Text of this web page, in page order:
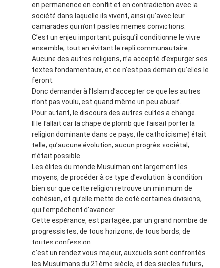
en permanence en conflit et en contradiction avec la
société dans laquelle ils vivent, ainsi qu’avec leur
camarades qui n’ont pas les mêmes convictions.
C’est un enjeu important, puisqu’il conditionne le vivre
ensemble, tout en évitant le repli communautaire.
Aucune des autres religions, n’a accepté d’expurger ses
textes fondamentaux, et ce n’est pas demain qu’elles le
feront.
Donc demander à l’Islam d’accepter ce que les autres
n’ont pas voulu, est quand même un peu abusif.
Pour autant, le discours des autres cultes a changé.
Il le fallait car la chape de plomb que faisait porter la
religion dominante dans ce pays, (le catholicisme) était
telle, qu’aucune évolution, aucun progrès sociétal,
n’était possible.
Les élites du monde Musulman ont largement les
moyens, de procéder à ce type d’évolution, à condition
bien sur que cette religion retrouve un minimum de
cohésion, et qu’elle mette de coté certaines divisions,
qui l’empêchent d’avancer.
Cette espérance, est partagée, par un grand nombre de
progressistes, de tous horizons, de tous bords, de
toutes confession.
c’est un rendez vous majeur, auxquels sont confrontés
les Musulmans du 21ème siècle, et des siècles futurs,